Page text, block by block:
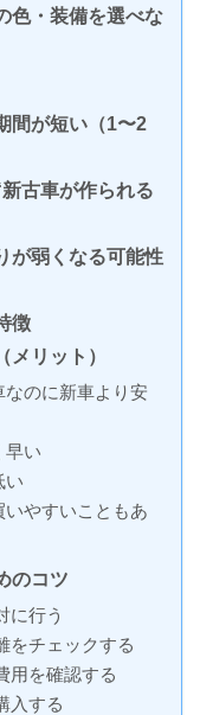
色・装備を選べな
間が短い（1〜2
古車が作られる
が弱くなる可能性
徴
リット）
のに新車より安
早い
い
やすいこともあ
のコツ
に行う
をチェックする
用を確認する
入する